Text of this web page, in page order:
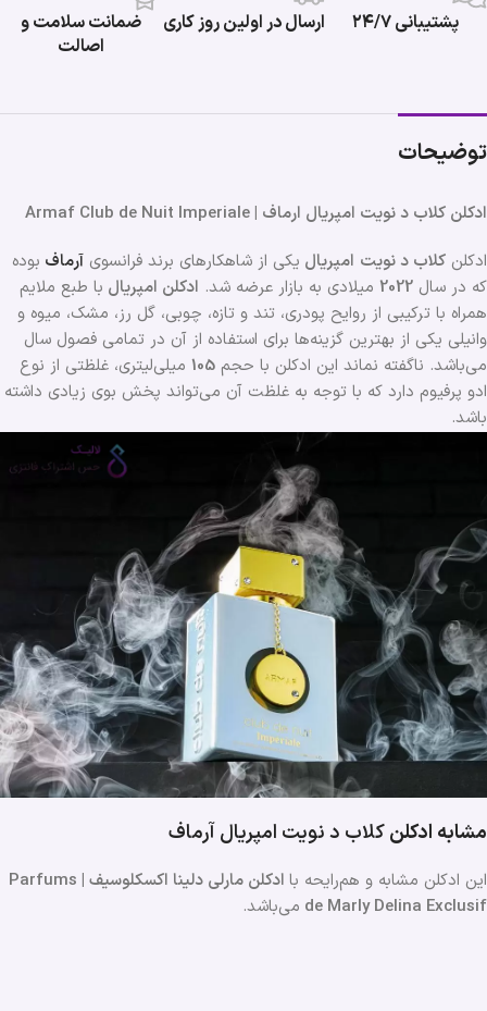
پشتیبانی ۲۴/۷ ارسال در اولین روز کاری
ضمانت سلامت و
اصالت
توضیحات
ادکلن کلاب د نویت امپریال ارماف | Armaf Club de Nuit Imperiale
ادکلن کلاب د نویت امپریال یکی از شاهکارهای برند فرانسوی آرماف بوده
که در سال 2022 میلادی به بازار عرضه شد. ادکلن امپریال با طبع ملایم
همراه با ترکیبی از روایح پودری، تند و تازه، چوبی، گل رز، مشک، میوه و
وانیلی یکی از بهترین گزینه‌ها برای استفاده از آن در تمامی فصول سال
می‌باشد. ناگفته نماند این ادکلن با حجم 105 میلی‌لیتری، غلظتی از نوع
ادو پرفیوم دارد که با توجه به غلظت آن می‌تواند پخش بوی زیادی داشته
باشد.
مشابه ادکلنکلاب د نویت امپریالآرماف
این ادکلن مشابه و هم‌رایحه با
ادکلن مارلی دلینا اکسکلوسیف | Parfums
de Marly Delina Exclusif می‌باشد.